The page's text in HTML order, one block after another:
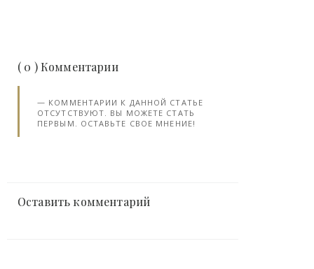
( 0 ) Комментарии
КОММЕНТАРИИ К ДАННОЙ СТАТЬЕ
ОТСУТСТВУЮТ. ВЫ МОЖЕТЕ СТАТЬ
ПЕРВЫМ. ОСТАВЬТЕ СВОЕ МНЕНИЕ!
Оставить комментарий